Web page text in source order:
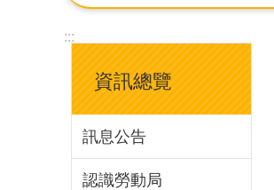
:::
資訊總覽
訊息公告
認識勞動局